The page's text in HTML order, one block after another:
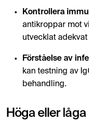
Kontrollera
antikroppar mot
utvecklat
Förståelse av
kan testning av
behandling.
Höga eller